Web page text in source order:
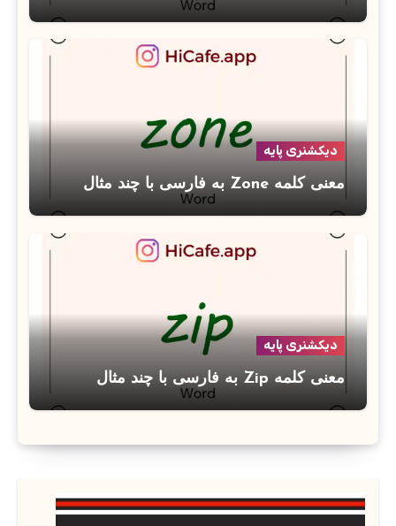
دیکشنری پایه
معنی کلمه Zone به فارسی با چند مثال
دیکشنری پایه
معنی کلمه Zip به فارسی با چند مثال